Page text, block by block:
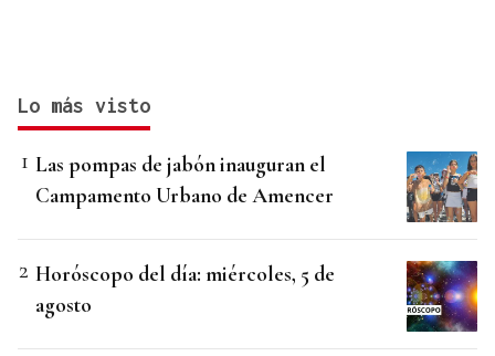
Lo más visto
Las pompas de jabón inauguran el
Campamento Urbano de Amencer
Horóscopo del día: miércoles, 5 de
agosto